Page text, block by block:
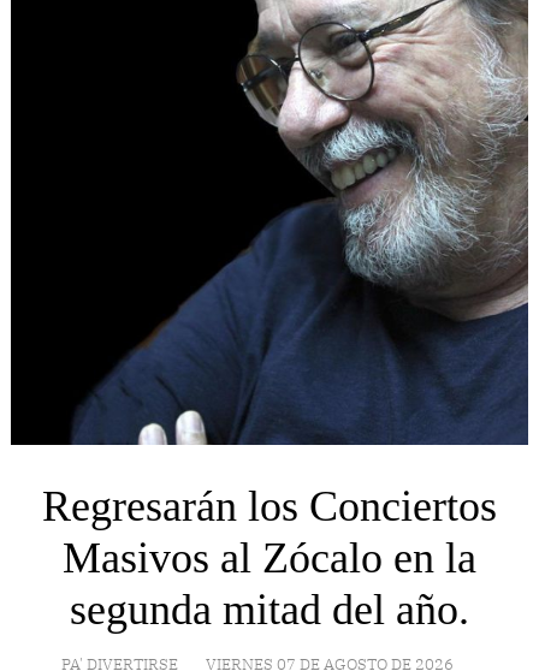
Regresarán los Conciertos
Masivos al Zócalo en la
segunda mitad del año.
PA' DIVERTIRSE VIERNES 07 DE AGOSTO DE 2026